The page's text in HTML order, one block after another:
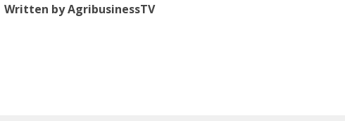
Written by AgribusinessTV